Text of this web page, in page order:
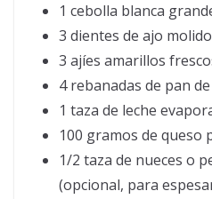
1 cebolla blanca
3 dientes de ajo
3 ajíes amarillos
4 rebanadas de pan
1 taza de leche
100 gramos de queso
1/2 taza de nueces o
(opcional, para